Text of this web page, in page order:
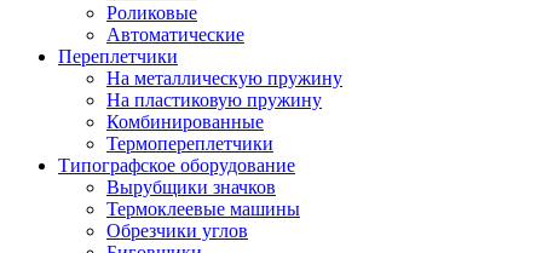
Роликовые
Автоматические
Переплетчики
На металлическую пружину
На пластиковую пружину
Комбинированные
Термопереплетчики
Типографское оборудование
Вырубщики значков
Термоклеевые машины
Обрезчики углов